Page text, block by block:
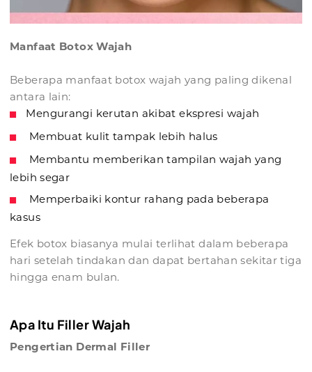
Manfaat Botox Wajah
Beberapa manfaat botox wajah yang paling dikenal
antara lain:
Mengurangi kerutan akibat ekspresi wajah
Membuat kulit tampak lebih halus
Membantu memberikan tampilan wajah yang
lebih segar
Memperbaiki kontur rahang pada beberapa
kasus
Efek botox biasanya mulai terlihat dalam beberapa
hari setelah tindakan dan dapat bertahan sekitar tiga
hingga enam bulan.
Apa Itu Filler Wajah
Pengertian Dermal Filler